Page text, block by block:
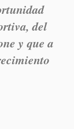
del
y que a